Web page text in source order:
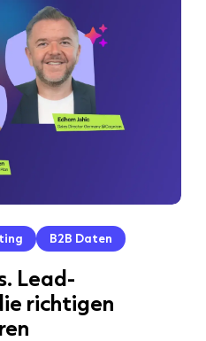
B2B Daten
Lead-
richtigen